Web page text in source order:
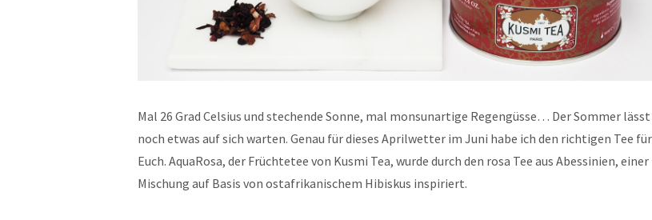
Mal 26 Grad Celsius und stechende Sonne, mal monsunartige Regengüsse… Der Sommer lässt
noch etwas auf sich warten. Genau für dieses Aprilwetter im Juni habe ich den richtigen Tee für
Euch. AquaRosa, der Früchtetee von Kusmi Tea, wurde durch den rosa Tee aus Abessinien, einer
Mischung auf Basis von ostafrikanischem Hibiskus inspiriert.